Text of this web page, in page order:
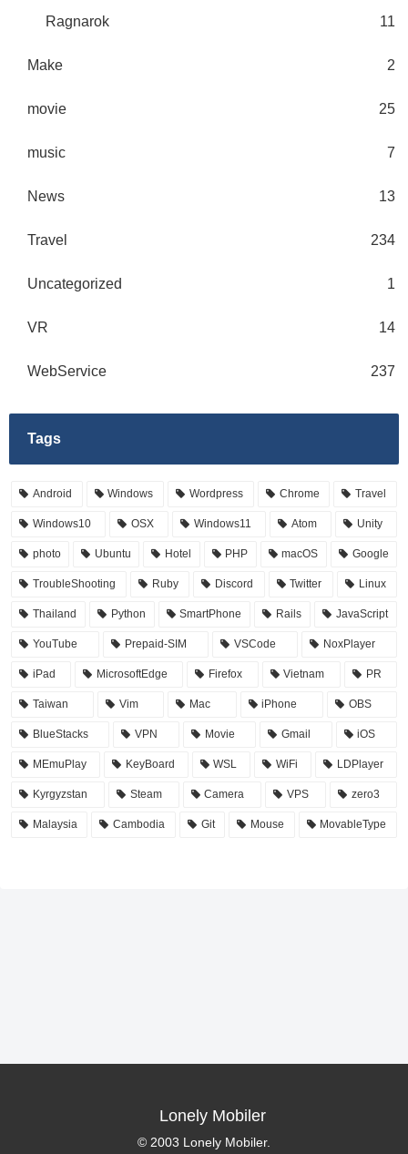
Ragnarok 11
Make 2
movie 25
music 7
News 13
Travel 234
Uncategorized 1
VR 14
WebService 237
Tags
Android Windows Wordpress Chrome Travel
Windows10 OSX Windows11 Atom Unity
photo Ubuntu Hotel PHP macOS Google
TroubleShooting Ruby Discord Twitter Linux
Thailand Python SmartPhone Rails JavaScript
YouTube Prepaid-SIM VSCode NoxPlayer
iPad MicrosoftEdge Firefox Vietnam PR
Taiwan Vim Mac iPhone OBS
BlueStacks VPN Movie Gmail iOS
MEmuPlay KeyBoard WSL WiFi LDPlayer
Kyrgyzstan Steam Camera VPS zero3
Malaysia Cambodia Git Mouse MovableType
Lonely Mobiler
© 2003 Lonely Mobiler.